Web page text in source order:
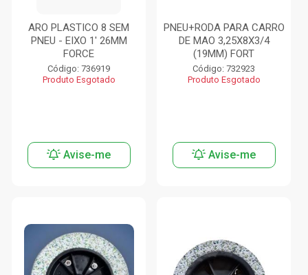
ARO PLASTICO 8 SEM
PNEU - EIXO 1' 26MM
FORCE
Código: 736919
Produto Esgotado
Avise-me
PNEU+RODA PARA CARRO
DE MAO 3,25X8X3/4
(19MM) FORT
Código: 732923
Produto Esgotado
Avise-me